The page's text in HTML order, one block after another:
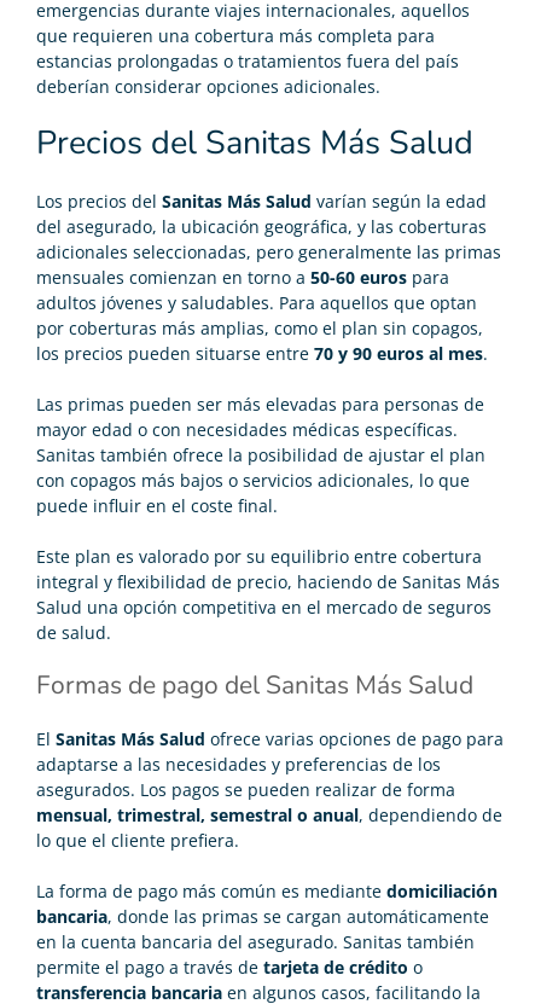
emergencias durante viajes internacionales, aquellos
que requieren una cobertura más completa para
estancias prolongadas o tratamientos fuera del país
deberían considerar opciones adicionales.
Precios del Sanitas Más Salud
Los precios del Sanitas Más Salud varían según la edad
del asegurado, la ubicación geográfica, y las coberturas
adicionales seleccionadas, pero generalmente las primas
mensuales comienzan en torno a 50-60 euros para
adultos jóvenes y saludables. Para aquellos que optan
por coberturas más amplias, como el plan sin copagos,
los precios pueden situarse entre 70 y 90 euros al mes.
Las primas pueden ser más elevadas para personas de
mayor edad o con necesidades médicas específicas.
Sanitas también ofrece la posibilidad de ajustar el plan
con copagos más bajos o servicios adicionales, lo que
puede influir en el coste final.
Este plan es valorado por su equilibrio entre cobertura
integral y flexibilidad de precio, haciendo de Sanitas Más
Salud una opción competitiva en el mercado de seguros
de salud.
Formas de pago del Sanitas Más Salud
El Sanitas Más Salud ofrece varias opciones de pago para
adaptarse a las necesidades y preferencias de los
asegurados. Los pagos se pueden realizar de forma
mensual, trimestral, semestral o anual, dependiendo de
lo que el cliente prefiera.
La forma de pago más común es mediante domiciliación
bancaria, donde las primas se cargan automáticamente
en la cuenta bancaria del asegurado. Sanitas también
permite el pago a través de tarjeta de crédito o
transferencia bancaria en algunos casos, facilitando la